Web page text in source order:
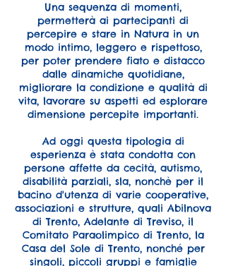
Una sequenza di momenti,
permetterà ai partecipanti di
percepire e stare in Natura in un
modo intimo, leggero e rispettoso,
per poter prendere fiato e distacco
dalle dinamiche quotidiane,
migliorare la condizione e qualità di
vita, lavorare su aspetti ed esplorare
dimensione percepite importanti.
Ad oggi questa tipologia di
esperienza è stata condotta con
persone affette da cecità, autismo,
disabilità parziali, sla, nonchè per il
bacino d'utenza di varie cooperative,
associazioni e strutture, quali Abilnova
di Trento, Adelante di Treviso, il
Comitato Paraolimpico di Trento, la
Casa del Sole di Trento, nonché per
singoli, piccoli gruppi e famiglie